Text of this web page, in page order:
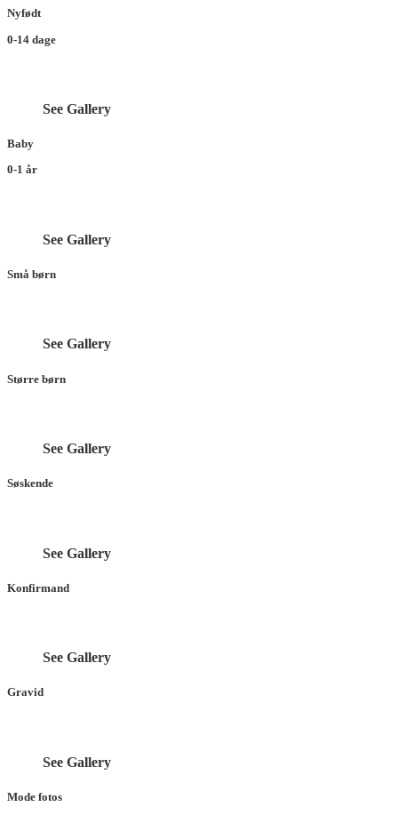
Nyfødt
0-14 dage
See Gallery
Baby
0-1 år
See Gallery
Små børn
See Gallery
Større børn
See Gallery
Søskende
See Gallery
Konfirmand
See Gallery
Gravid
See Gallery
Mode fotos